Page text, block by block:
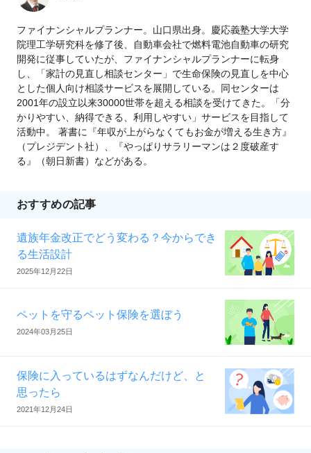
ファイナンシャルプランナー。山口県出身。慶応義塾大学大学
院理工学研究科を修了後、自動車会社で燃料電池自動車の研究
開発に従事していたが、ファイナンシャルプランナーに転身
し、「家計の見直し相談センター」で生命保険の見直しを中心
とした個人向け相談サービスを展開している。同センターは
2001年の設立以来30000世帯を超える相談を受けてきた。「分
かりやすい、納得できる、利用しやすい」サービスを目指して
活動中。 著書に『年収が上がらなくてもお金が増える生き方』
（プレジデント社）、『やっぱりサラリーマンは２度破産す
る』（朝日新書）などがある。
おすすめの記事
遺族年金改正でどう変わる？今からでき
る生活設計
2025年12月22日
ペットを守るペット保険を選ぼう
2024年03月25日
保険に入っているはずなんだけど、と
思ったら
2021年12月24日